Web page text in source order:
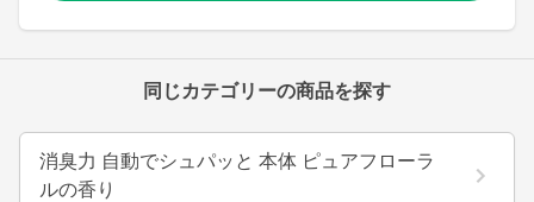
同じカテゴリーの商品を探す
消臭力 自動でシュパッと 本体 ピュアフローラ
ルの香り